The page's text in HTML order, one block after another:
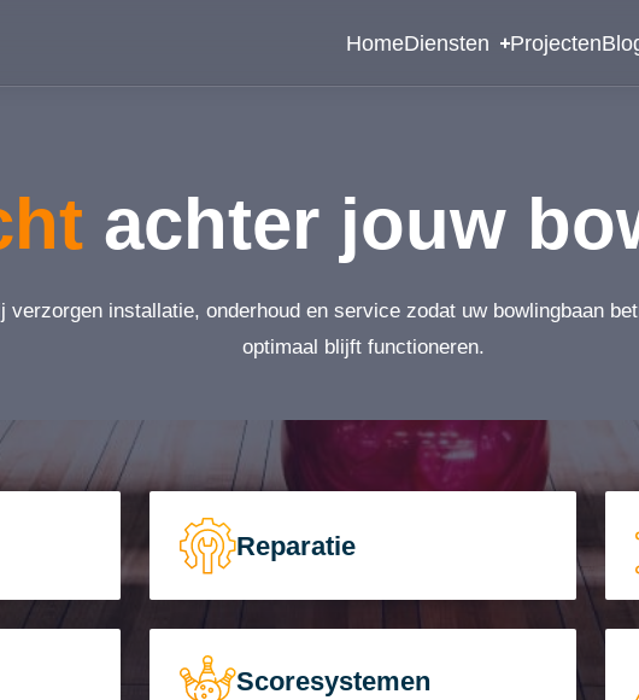
HomeDiensten Projecten
achter jouw
verzorgen installatie, onderhoud en service zodat uw bowlingbaan
optimaal blijft functioneren.
Reparatie
Scoresystemen